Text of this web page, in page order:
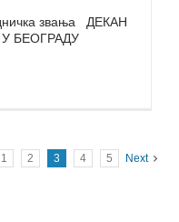
звања ДЕКАН
БЕОГРАДУ
1 2 3 4 5 Next